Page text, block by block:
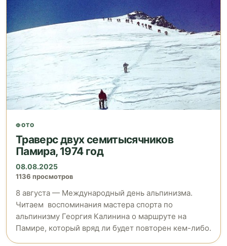
ФОТО
Траверс двух семитысячников
Памира, 1974 год
08.08.2025
1136 просмотров
8 августа — Международный день альпинизма.
Читаем воспоминания мастера спорта по
альпинизму Георгия Калинина о маршруте на
Памире, который вряд ли будет повторен кем-либо.